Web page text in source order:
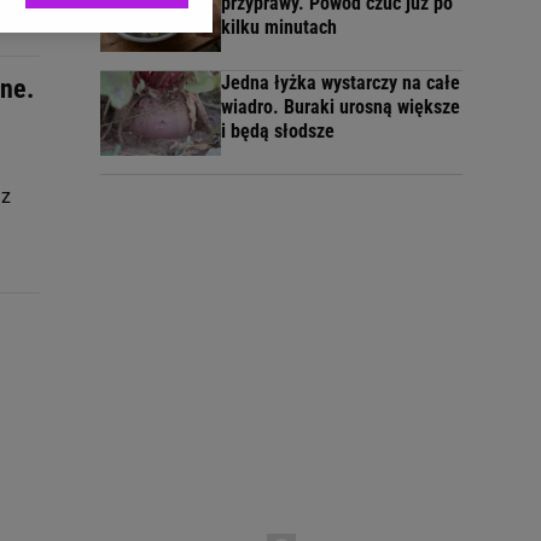
kilku minutach
Jedna łyżka wystarczy na całe
wiadro. Buraki urosną większe
i będą słodsze
danych poprzez
Zmiana ustawień
celów identyfikacji.
reklam i treści,